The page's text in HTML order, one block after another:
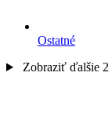
Ostatné
Zobraziť ďalšie 2